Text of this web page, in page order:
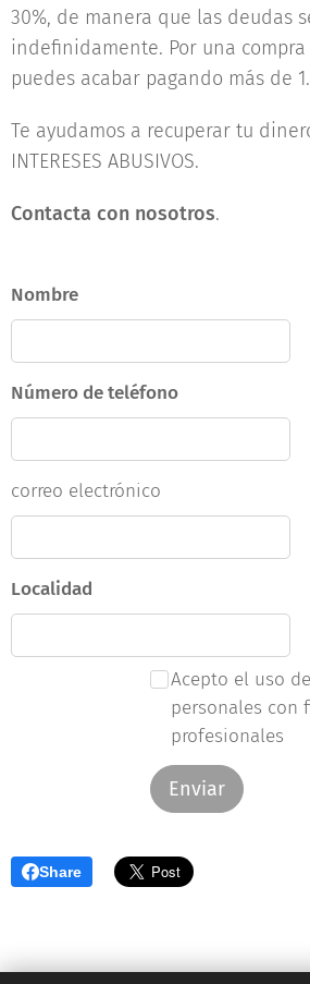
30%, de manera que las deudas
indefinidamente. Por una compra
puedes acabar pagando más de
Te ayudamos a recuperar tu
INTERESES ABUSIVOS.
Contacta con nosotros.
Nombre
Número de teléfono
correo electrónico
Localidad
Acepto el uso
personales con
profesionales
Enviar
Share